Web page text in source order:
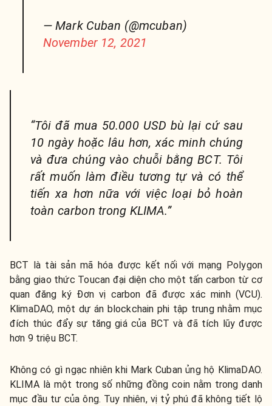
— Mark Cuban (@mcuban)
November 12, 2021
“Tôi đã mua 50.000 USD bù lại cứ sau
10 ngày hoặc lâu hơn, xác minh chúng
và đưa chúng vào chuỗi bằng BCT. Tôi
rất muốn làm điều tương tự và có thể
tiến xa hơn nữa với việc loại bỏ hoàn
toàn carbon trong KLIMA.”
BCT là tài sản mã hóa được kết nối với mạng Polygon
bằng giao thức Toucan đại diện cho một tấn carbon từ cơ
quan đăng ký Đơn vị carbon đã được xác minh (VCU).
KlimaDAO, một dự án blockchain phi tập trung nhằm mục
đích thúc đẩy sự tăng giá của BCT và đã tích lũy được
hơn 9 triệu BCT.
Không có gì ngạc nhiên khi Mark Cuban ủng hộ KlimaDAO.
KLIMA là một trong số những đồng coin nằm trong danh
mục đầu tư của ông. Tuy nhiên, vị tỷ phú đã không tiết lộ